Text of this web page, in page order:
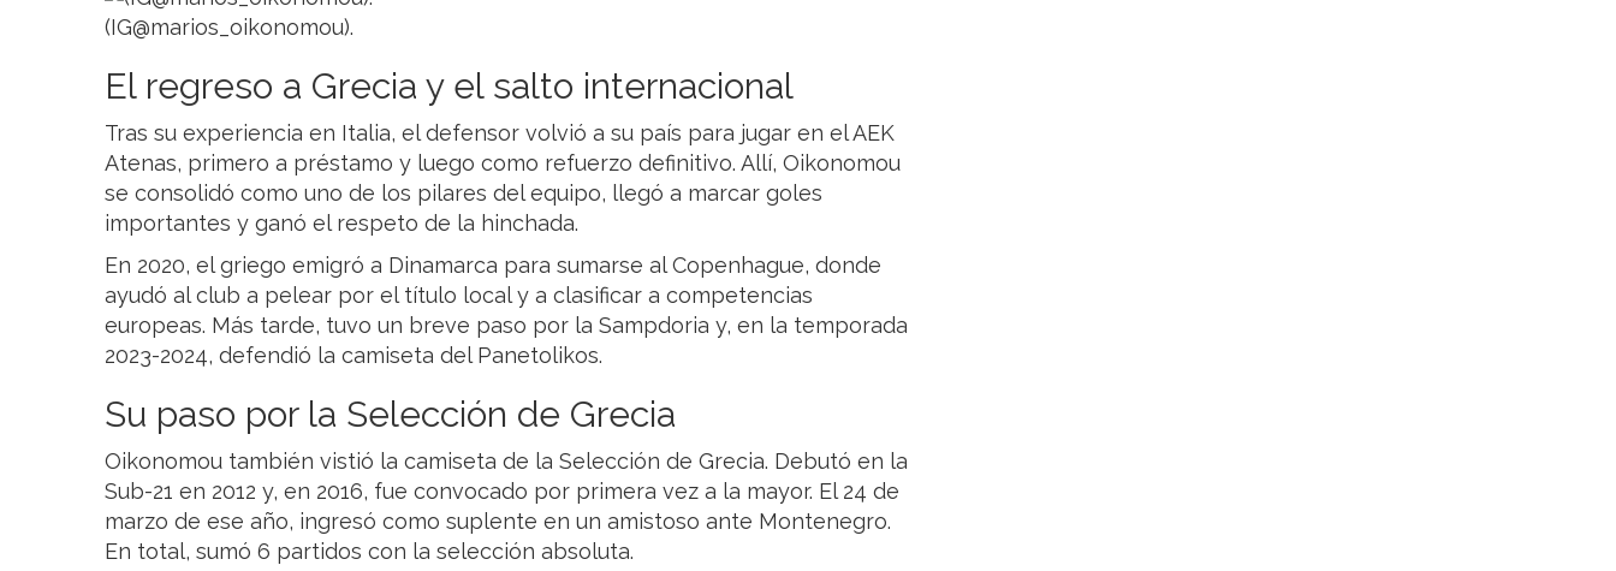
(IG@marios_oikonomou).
El regreso a Grecia y el salto internacional
Tras su experiencia en Italia, el defensor volvió a su país para jugar en el AEK
Atenas, primero a préstamo y luego como refuerzo definitivo. Allí, Oikonomou
se consolidó como uno de los pilares del equipo, llegó a marcar goles
importantes y ganó el respeto de la hinchada.
En 2020, el griego emigró a Dinamarca para sumarse al Copenhague, donde
ayudó al club a pelear por el título local y a clasificar a competencias
europeas. Más tarde, tuvo un breve paso por la Sampdoria y, en la temporada
2023-2024, defendió la camiseta del Panetolikos.
Su paso por la Selección de Grecia
Oikonomou también vistió la camiseta de la Selección de Grecia. Debutó en la
Sub-21 en 2012 y, en 2016, fue convocado por primera vez a la mayor. El 24 de
marzo de ese año, ingresó como suplente en un amistoso ante Montenegro.
En total, sumó 6 partidos con la selección absoluta.